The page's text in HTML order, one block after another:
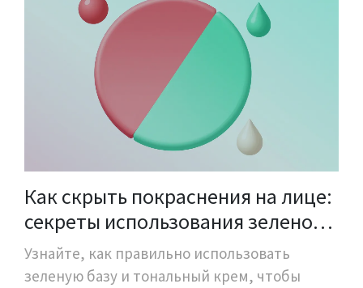
Как скрыть покраснения на лице:
секреты использования зеленой
базы и тона
Узнайте, как правильно использовать
зеленую базу и тональный крем, чтобы